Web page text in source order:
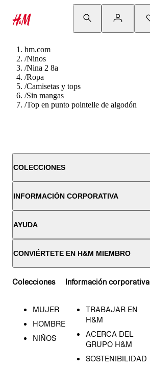
hm.com
/Ninos
/Nina 2 8a
/Ropa
/Camisetas y tops
/Sin mangas
/Top en punto pointelle de algodón
COLECCIONES
INFORMACIÓN CORPORATIVA
AYUDA
CONVIÉRTETE EN H&M MIEMBRO
Colecciones
MUJER
HOMBRE
NIÑOS
Información corporativa
TRABAJAR EN
H&M
ACERCA DEL
GRUPO H&M
SOSTENIBILIDAD